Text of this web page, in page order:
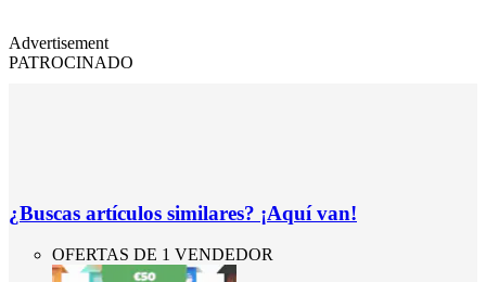
Advertisement
PATROCINADO
¿Buscas artículos similares? ¡Aquí van!
OFERTAS DE 1 VENDEDOR